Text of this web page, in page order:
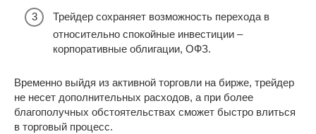
Трейдер сохраняет возможность перехода в
относительно спокойные инвестиции –
корпоративные облигации, ОФЗ.
Временно выйдя из активной торговли на бирже, трейдер
не несет дополнительных расходов, а при более
благополучных обстоятельствах сможет быстро влиться
в торговый процесс.